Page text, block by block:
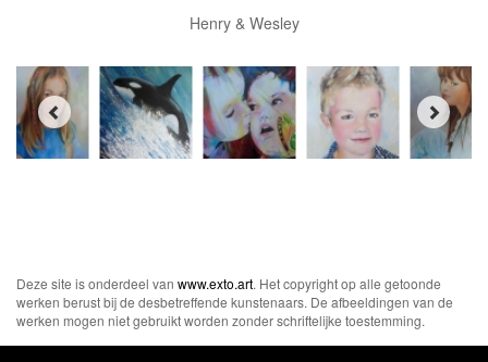
Henry & Wesley
Deze site is onderdeel van www.exto.art. Het copyright op alle getoonde
werken berust bij de desbetreffende kunstenaars. De afbeeldingen van de
werken mogen niet gebruikt worden zonder schriftelijke toestemming.